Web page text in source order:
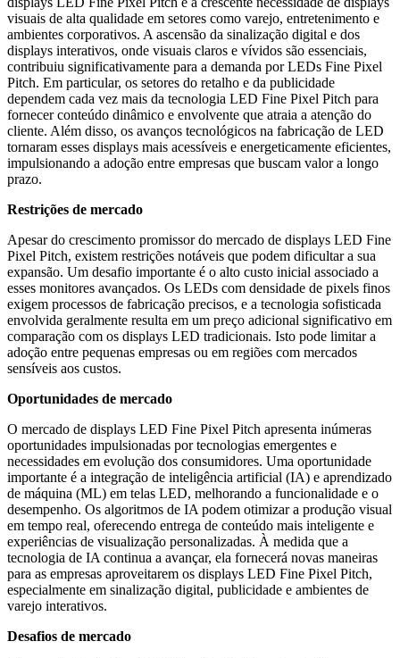
visuais de alta qualidade em setores como varejo, entretenimento e
ambientes corporativos. A ascensão da sinalização digital e dos
displays interativos, onde visuais claros e vívidos são essenciais,
contribuiu significativamente para a demanda por LEDs Fine Pixel
Pitch. Em particular, os setores do retalho e da publicidade
dependem cada vez mais da tecnologia LED Fine Pixel Pitch para
fornecer conteúdo dinâmico e envolvente que atraia a atenção do
cliente. Além disso, os avanços tecnológicos na fabricação de LED
tornaram esses displays mais acessíveis e energeticamente eficientes,
impulsionando a adoção entre empresas que buscam valor a longo
prazo.
Restrições de mercado
Apesar do crescimento promissor do mercado de displays LED Fine
Pixel Pitch, existem restrições notáveis ​​que podem dificultar a sua
expansão. Um desafio importante é o alto custo inicial associado a
esses monitores avançados. Os LEDs com densidade de pixels finos
exigem processos de fabricação precisos, e a tecnologia sofisticada
envolvida geralmente resulta em um preço adicional significativo em
comparação com os displays LED tradicionais. Isto pode limitar a
adoção entre pequenas empresas ou em regiões com mercados
sensíveis aos custos.
Oportunidades de mercado
O mercado de displays LED Fine Pixel Pitch apresenta inúmeras
oportunidades impulsionadas por tecnologias emergentes e
necessidades em evolução dos consumidores. Uma oportunidade
importante é a integração de inteligência artificial (IA) e aprendizado
de máquina (ML) em telas LED, melhorando a funcionalidade e o
desempenho. Os algoritmos de IA podem otimizar a produção visual
em tempo real, oferecendo entrega de conteúdo mais inteligente e
experiências de visualização personalizadas. À medida que a
tecnologia de IA continua a avançar, ela fornecerá novas maneiras
para as empresas aproveitarem os displays LED Fine Pixel Pitch,
especialmente em sinalização digital, publicidade e ambientes de
varejo interativos.
Desafios de mercado